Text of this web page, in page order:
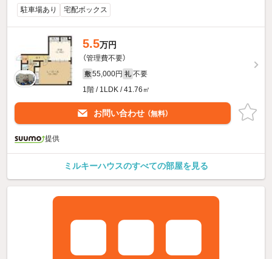
駐車場あり 宅配ボックス
5.5万円
（管理費不要）
敷 55,000円 礼 不要
1階 / 1LDK / 41.76㎡
お問い合わせ （無料）
提供
ミルキーハウスのすべての部屋を見る